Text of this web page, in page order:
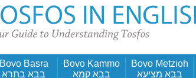
Bovo Basra
בבא בתרא
Bovo Kammo
בבא קמא
Bovo Metzioh
בבא מציעא